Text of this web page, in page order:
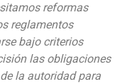
reformas
reglamentos
bajo criterios
las obligaciones
la autoridad para